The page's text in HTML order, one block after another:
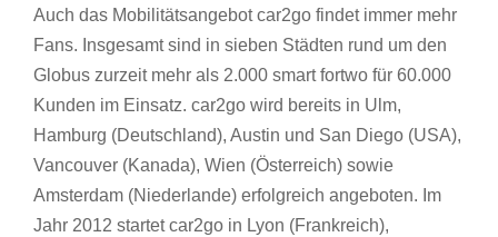
Auch das Mobilitätsangebot car2go findet immer mehr
Fans. Insgesamt sind in sieben Städten rund um den
Globus zurzeit mehr als 2.000 smart fortwo für 60.000
Kunden im Einsatz. car2go wird bereits in Ulm,
Hamburg (Deutschland), Austin und San Diego (USA),
Vancouver (Kanada), Wien (Österreich) sowie
Amsterdam (Niederlande) erfolgreich angeboten. Im
Jahr 2012 startet car2go in Lyon (Frankreich),